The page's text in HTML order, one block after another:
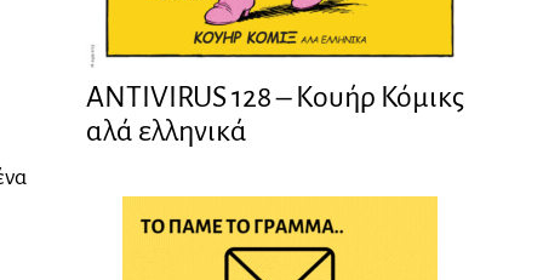
ANTIVIRUS 128 – Kουήρ Κόμικς
αλά ελληνικά